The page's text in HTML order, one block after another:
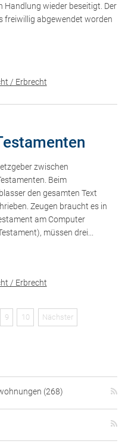
wieder beseitigt. Der
freiwillig abgewendet worden
/ Erbrecht
zwischen
Beim
den gesamten Text
Zeugen braucht es in
am Computer
müssen drei...
/ Erbrecht
9 10
Nächster
(268)